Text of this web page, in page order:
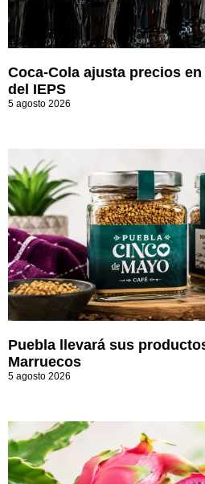
Coca-Cola ajusta precios
del IEPS
5 agosto 2026
Puebla llevará sus
Marruecos
5 agosto 2026